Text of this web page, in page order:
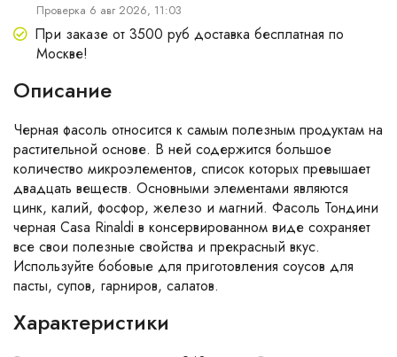
Проверка 6 авг 2026, 11:03
При заказе от 3500 руб доставка бесплатная по
Москве!
Описание
Черная фасоль относится к самым полезным продуктам на
растительной основе. В ней содержится большое
количество микроэлементов, список которых превышает
двадцать веществ. Основными элементами являются
цинк, калий, фосфор, железо и магний. Фасоль Тондини
черная Casa Rinaldi в консервированном виде сохраняет
все свои полезные свойства и прекрасный вкус.
Используйте бобовые для приготовления соусов для
пасты, супов, гарниров, салатов.
Характеристики